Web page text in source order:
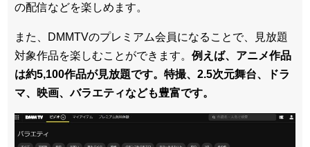
の配信などを楽しめます。
また、DMMTVのプレミアム会員になることで、見放題
対象作品を楽しむことができます。 例えば、アニメ作品
は約5,100作品が見放題です。特撮、2.5次元舞台、ドラ
マ、映画、バラエティなども豊富です。